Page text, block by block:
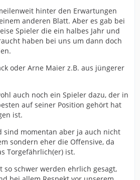
hinter den Erwartungen
anderen Blatt. Aber es gab bei
Spieler die ein halbes Jahr und
haben bei uns um dann doch
oder Arne Maier z.B. aus jüngerer
auch noch ein Spieler dazu, der in
auf seiner Position gehört hat
ist.
momentan aber ja auch nicht
sondern eher die Offensive, da
Torgefährlich(er) ist.
so schwer werden ehrlich gesagt,